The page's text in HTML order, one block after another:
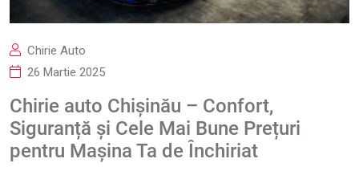
Chirie Auto
26 Martie 2025
Chirie auto Chișinău – Confort,
Siguranță și Cele Mai Bune Prețuri
pentru Mașina Ta de Închiriat